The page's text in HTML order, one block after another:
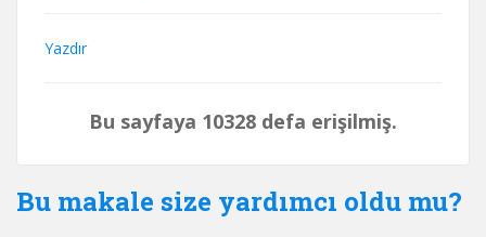
Yazdır
Bu sayfaya 10328 defa erişilmiş.
Bu makale size yardımcı oldu mu?